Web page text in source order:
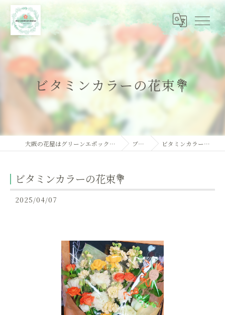
ビタミンカラーの花束💐
大阪の花屋はグリーンエポック・オオハシ ブログ ビタミンカラーの花束💐
ビタミンカラーの花束💐
2025/04/07